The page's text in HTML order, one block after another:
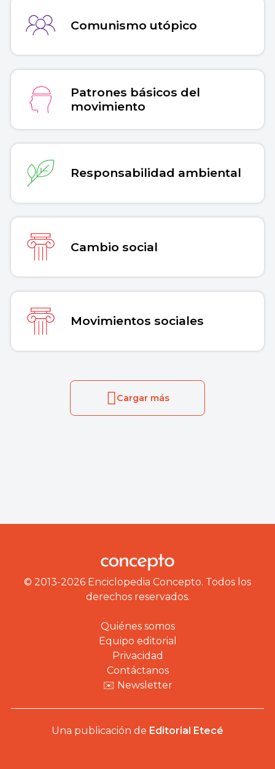
Comunismo utópico
Patrones básicos del
movimiento
Responsabilidad ambiental
Cambio social
Movimientos sociales
Cargar más
© 2013-2026 Enciclopedia Concepto. Todos los
derechos reservados.
Quiénes somos
Equipo editorial
Privacidad
Contáctanos
✉️ Newsletter
Una publicación de Editorial Etecé